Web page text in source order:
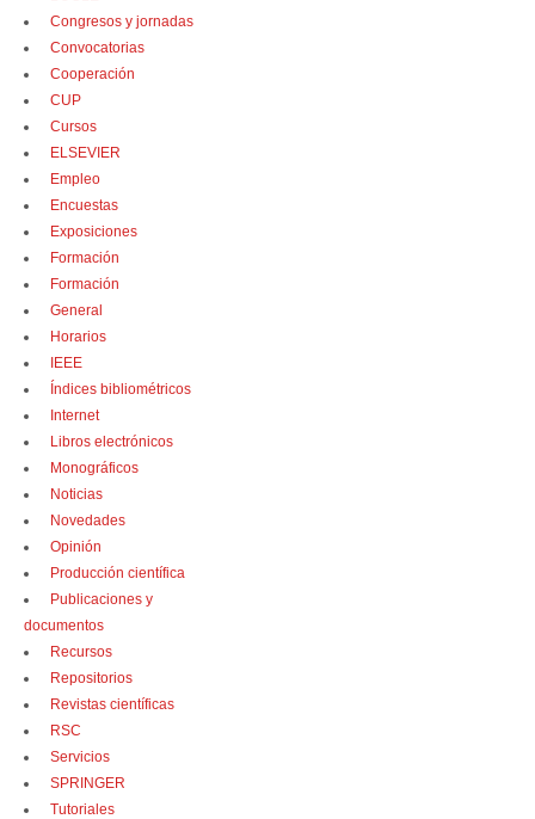
Congresos y jornadas
Convocatorias
Cooperación
CUP
Cursos
ELSEVIER
Empleo
Encuestas
Exposiciones
Formación
Formación
General
Horarios
IEEE
Índices bibliométricos
Internet
Libros electrónicos
Monográficos
Noticias
Novedades
Opinión
Producción científica
Publicaciones y
documentos
Recursos
Repositorios
Revistas científicas
RSC
Servicios
SPRINGER
Tutoriales